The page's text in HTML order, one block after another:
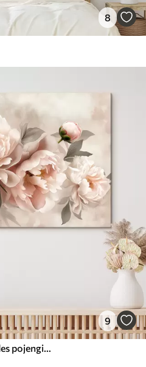
8
9
Abstraktne roosades toonides pojengide kimp